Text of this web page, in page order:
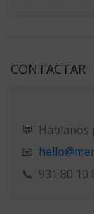
CONTACTAR
💬 Háblanos
📧
📞 931 80 10